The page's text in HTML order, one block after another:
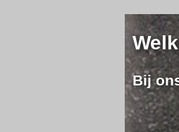
Bij